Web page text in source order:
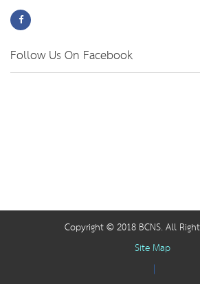
Follow Us On Facebook
Copyright © 2018 BCNS. All
Site Map
|